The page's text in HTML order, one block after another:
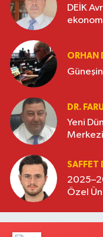
DEİK
ORHAN
DR.
Yeni
SAFFET
Özel